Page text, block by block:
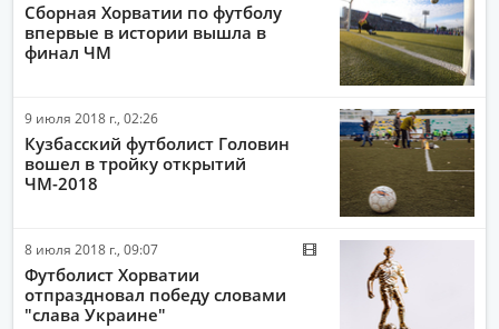
Сборная Хорватии по футболу
впервые в истории вышла в
финал ЧМ
9 июля 2018 г., 02:26
Кузбасский футболист Головин
вошел в тройку открытий
ЧМ-2018
8 июля 2018 г., 09:07
Футболист Хорватии
отпраздновал победу словами
"слава Украине"